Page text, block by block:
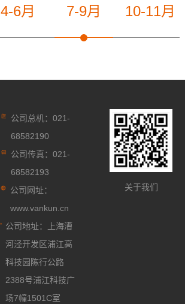
4-6月 7-9月 10-11月
公司总机：021-
68582190
公司传真：021-
68582193
公司网址：
www.vankun.cn
公司地址：上海漕
河泾开发区浦江高
科技园陈行公路
2388号浦江科技广
场7幢1501C室
关于我们